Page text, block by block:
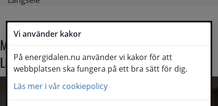
Made in Ådalen ser framemot en etablering i
Långsele
Vi använder kakor
På energidalen.nu använder vi kakor för att
webbplatsen ska fungera på ett bra sätt för dig.
Läs mer i vår cookiepolicy